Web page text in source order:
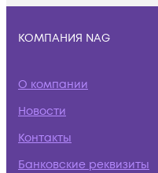
КОМПАНИЯ NAG
О компании
Новости
Контакты
Банковские реквизиты